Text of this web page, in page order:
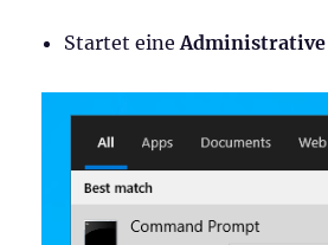
Startet eineAdministrative